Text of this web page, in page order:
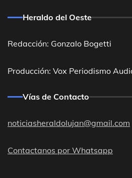
Heraldo del Oeste
Redacción: Gonzalo Bogetti
Producción: Vox Periodismo
Vías de Contacto
noticiasheraldolujan@gmail.com
Contactanos por Whatsapp